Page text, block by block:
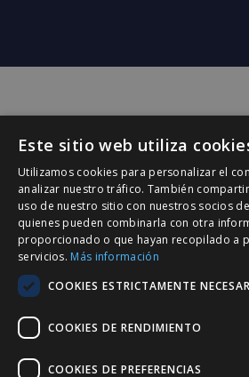
Este sitio web utiliza
Utilizamos cookies para personalizar el
analizar nuestro tráfico. También
uso de nuestro sitio con nuestros socios
quienes pueden combinarla con otra
proporcionado o que hayan recopilado a
servicios. Más información
COOKIES ESTRICTAMENTE
COOKIES DE RENDIMIENTO
COOKIES DE PREFERENCIAS